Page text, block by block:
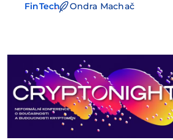
FinTech Ondra Machač